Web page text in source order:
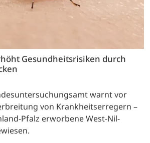
Gesundheitsrisiken durch
warnt vor
von Krankheitserregern –
Pfalz erworbene West-Nil-